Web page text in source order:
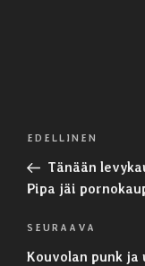
Artikkelien
Edellinen
artikkeli
EDELLINEN
Tänään
Pipa jäi
Seuraava
artikkeli
SEURAAVA
Kouvolan punk ja